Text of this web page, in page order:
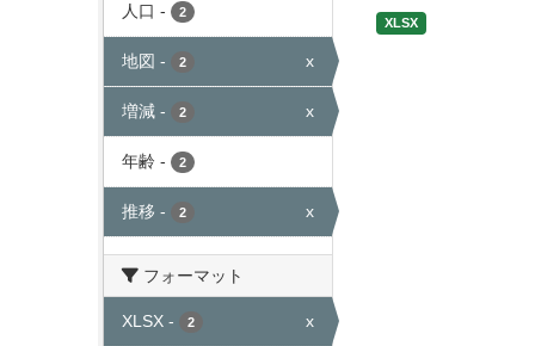
人口 - 2
地図 - 2 x
増減 - 2 x
年齢 - 2
推移 - 2 x
フォーマット
XLSX - 2 x
XLSX